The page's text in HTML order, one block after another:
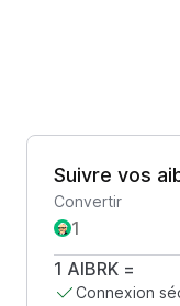
Suivre vos
Convertir
1 AIBRK =
Connexion